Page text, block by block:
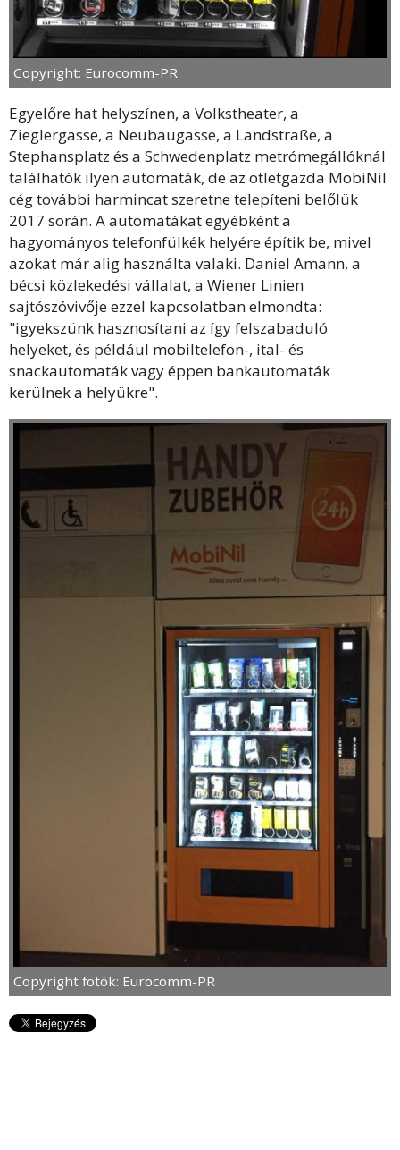
Copyright: Eurocomm-PR
Egyelőre hat helyszínen, a Volkstheater, a
Zieglergasse, a Neubaugasse, a Landstraße, a
Stephansplatz és a Schwedenplatz metrómegállóknál
találhatók ilyen automaták, de az ötletgazda MobiNil
cég további harmincat szeretne telepíteni belőlük
2017 során. A automatákat egyébként a
hagyományos telefonfülkék helyére építik be, mivel
azokat már alig használta valaki. Daniel Amann, a
bécsi közlekedési vállalat, a Wiener Linien
sajtószóvivője ezzel kapcsolatban elmondta:
"igyekszünk hasznosítani az így felszabaduló
helyeket, és például mobiltelefon-, ital- és
snackautomaták vagy éppen bankautomaták
kerülnek a helyükre".
Copyright fotók: Eurocomm-PR